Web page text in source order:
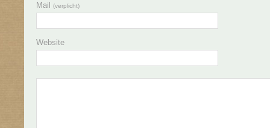
Mail (verplicht)
Website